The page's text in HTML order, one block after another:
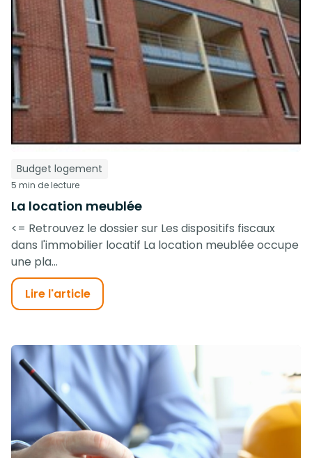
Budget logement
5 min de lecture
La location meublée
<= Retrouvez le dossier sur Les dispositifs fiscaux
dans l'immobilier locatif La location meublée occupe
une pla...
Lire l'article